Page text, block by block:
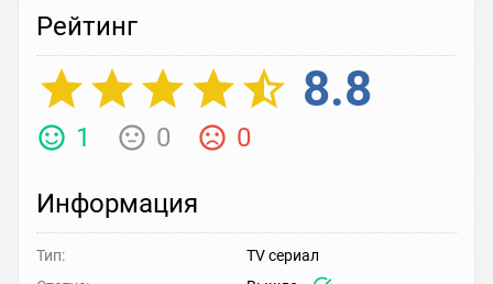
Рейтинг
8.8
1 0 0
Информация
Тип:
TV сериал